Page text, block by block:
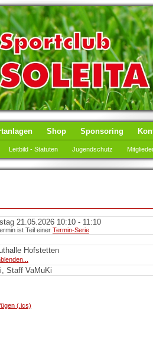
Shop Sponsoring
Leitbild - Statuten Jugendschutz
21.05.2026 10:10 - 11:10
ist Teil einer Termin-Serie
Hofstetten
Staff VaMuKi
(.ics)